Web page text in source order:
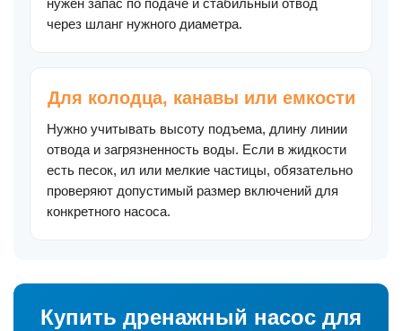
нужен запас по подаче и стабильный отвод
через шланг нужного диаметра.
Для колодца, канавы или емкости
Нужно учитывать высоту подъема, длину линии
отвода и загрязненность воды. Если в жидкости
есть песок, ил или мелкие частицы, обязательно
проверяют допустимый размер включений для
конкретного насоса.
Купить дренажный насос для